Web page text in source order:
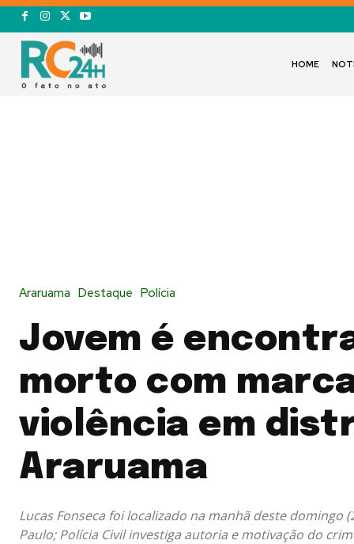
HOME
Araruama Destaque Polícia
Jovem é
morto com
violência em
Araruama
Lucas Fonseca foi localizado na manhã deste domingo
Paulo; Polícia Civil investiga autoria e motivação do